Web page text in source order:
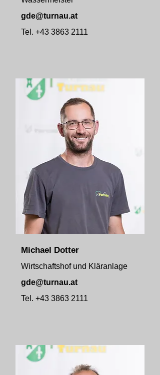
gde@turnau.at
Tel. +43 3863 2111
Michael Dotter
Wirtschaftshof und Kläranlage
gde@turnau.at
Tel. +43 3863 2111